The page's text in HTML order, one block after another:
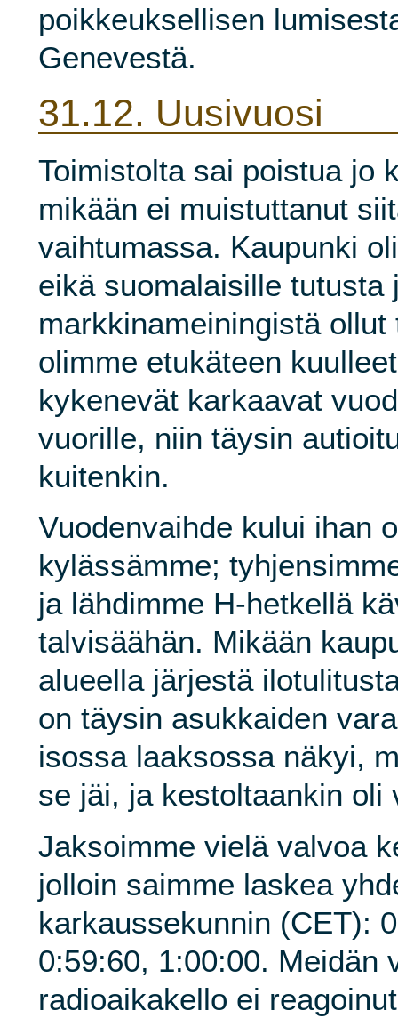
poikkeuksellisen
Genevestä.
31.12. Uusivuosi
Toimistolta sai poistua jo
mikään ei muistuttanut
vaihtumassa. Kaupunki
eikä suomalaisille tutusta
markkinameiningistä
olimme etukäteen
kykenevät karkaavat
vuorille, niin täysin
kuitenkin.
Vuodenvaihde kului ihan
kylässämme;
ja lähdimme H-hetkellä
talvisäähän. Mikään
alueella järjestä
on täysin asukkaiden
isossa laaksossa näkyi,
se jäi, ja kestoltaankin oli
Jaksoimme vielä valvoa
jolloin saimme laskea
karkaussekunnin (CET):
0:59:60, 1:00:00. Meidän
radioaikakello ei